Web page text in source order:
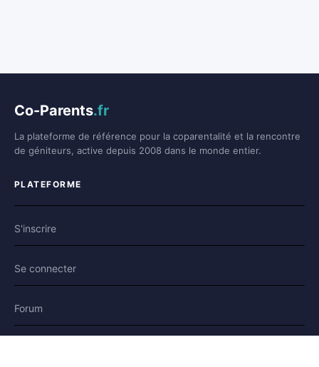
Co-Parents.fr
La plateforme de référence pour la coparentalité et la rencontre
de géniteurs, active depuis 2008 dans le monde entier.
PLATEFORME
S'inscrire
Se connecter
Forum